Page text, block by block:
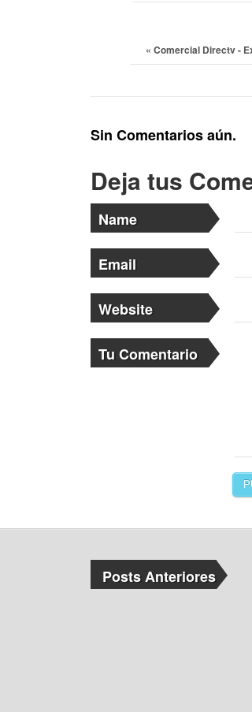
« Comercial Directv -
Sin Comentarios aún.
Deja tus
Name
Email
Website
Tu Comentario
Posts Anteriores